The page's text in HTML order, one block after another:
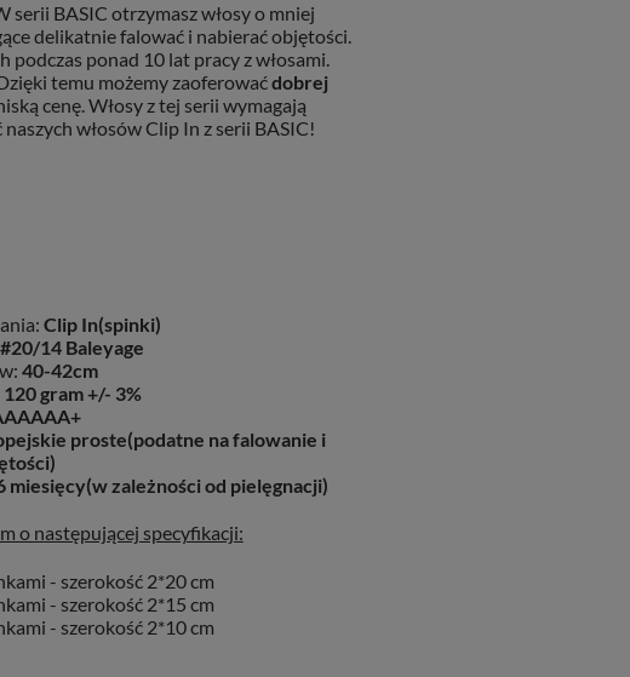
serii BASIC otrzymasz włosy o mniej
delikatnie falować i nabierać objętości.
podczas ponad 10 lat pracy z włosami.
temu możemy zaoferowaćdobrej
cenę. Włosy z tej serii wymagają
włosów Clip In z serii BASIC!
Clip In(spinki)
#20/14 Baleyage
40-42cm
120 gram +/- 3%
proste(podatne na falowanie i
miesięcy(w zależności od pielęgnacji)
o następującej specyfikacji:
- szerokość 2*20 cm
- szerokość 2*15 cm
- szerokość 2*10 cm